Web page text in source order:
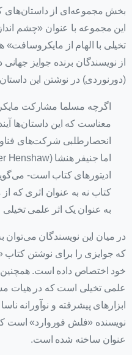
بخش مجموعه‌ای از داستان‌های
این مجموعه با عنوان «چشم
تخیلی با الهام از
از نویسندگان برنده جوایز
(دورنوردی) در نوشتن این
اگرچه مسلما مشارکت
معناست که این داستان‌ها
انحصارطلبی شرکت‌های
ادیتورهای کتاب است-
کتاب نه به عنوان اثری که
به عنوان یک اثر علمی
خود اختصاص داده است. همچنین
علمی تخیلی است که در هیات
ابزارهای پیشرفته و نوآورانه
نویسنده «فلش فوروارد» است
عنوان ساخته شده است.